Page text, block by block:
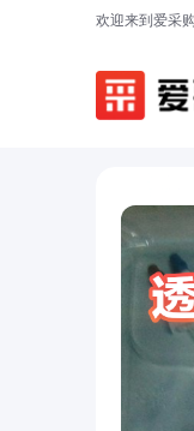
欢迎来到爱采